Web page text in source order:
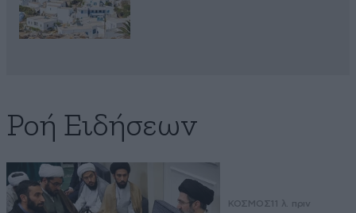
Ροή Ειδήσεων
ΚΟΣΜΟΣ 11 λ. πριν